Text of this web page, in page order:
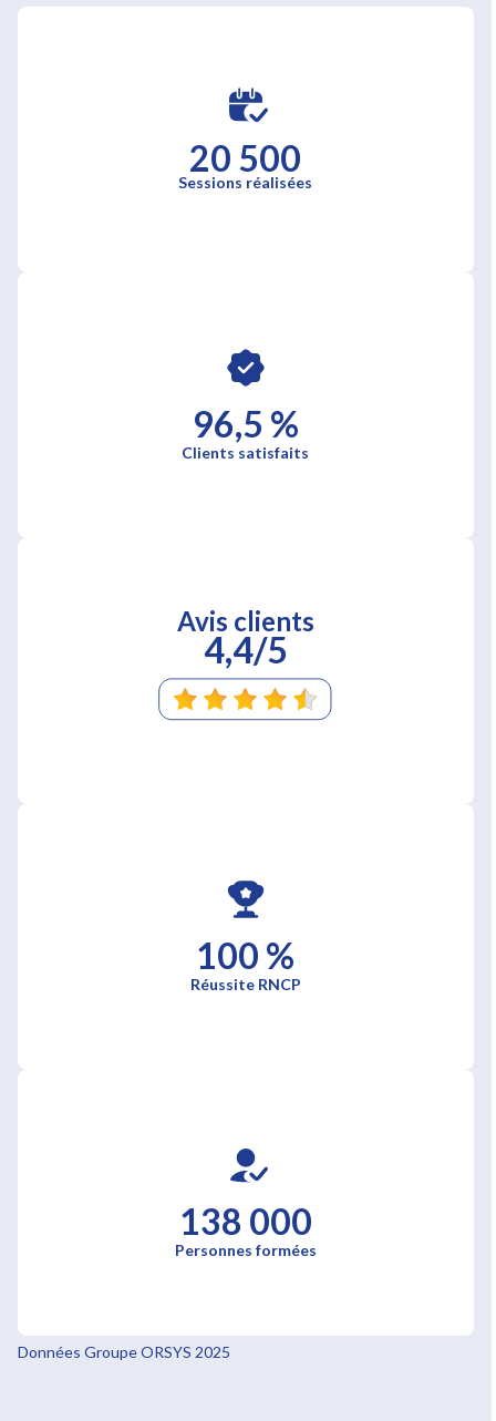
20 500
Sessions réalisées
96,5 %
Clients satisfaits
Avis clients
4,4/5
100 %
Réussite RNCP
138 000
Personnes formées
Données Groupe ORSYS 2025